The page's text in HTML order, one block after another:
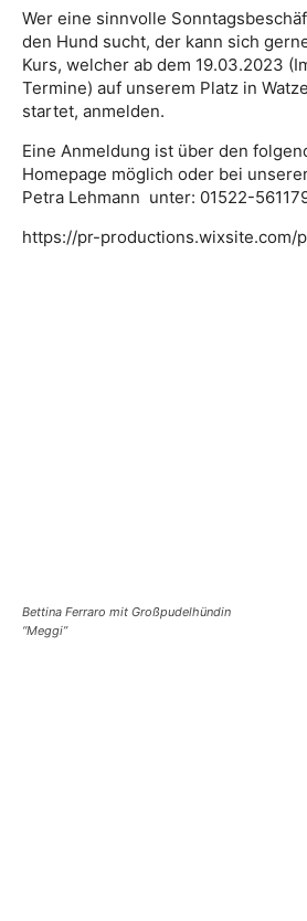
Wer eine sinnvolle
den Hund sucht, der kann sich
Kurs, welcher ab dem 19.03.2023
Termine) auf unserem Platz in
startet, anmelden.
Eine Anmeldung ist über den
Homepage möglich oder bei
Petra Lehmann unter: 01522-
https://pr-productions.wixsite.com/
Bettina Ferraro mit Großpudelhündin
“Meggi”